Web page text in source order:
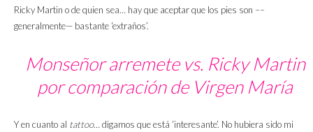
Ricky Martin o de quien sea… hay que aceptar que los pies son ––
generalmente— bastante ‘extraños’.
Monseñor arremete vs. Ricky Martin
por comparación de Virgen María
Y en cuanto al tattoo… digamos que está ‘interesante’. No hubiera sido mi